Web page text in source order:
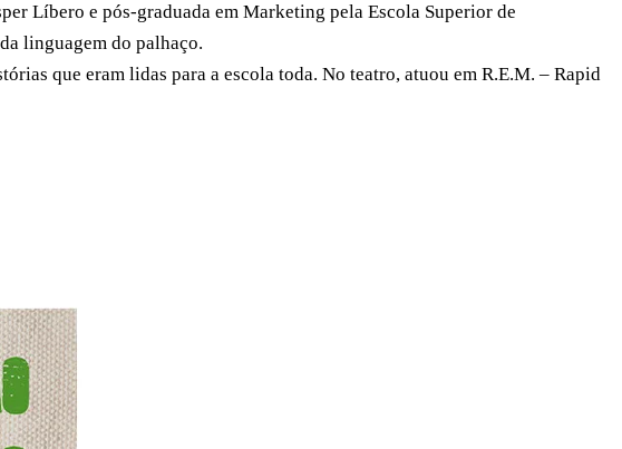
Líbero e pós-graduada em Marketing pela Escola Superior de
linguagem do palhaço.
que eram lidas para a escola toda. No teatro, atuou em R.E.M. – Rapid